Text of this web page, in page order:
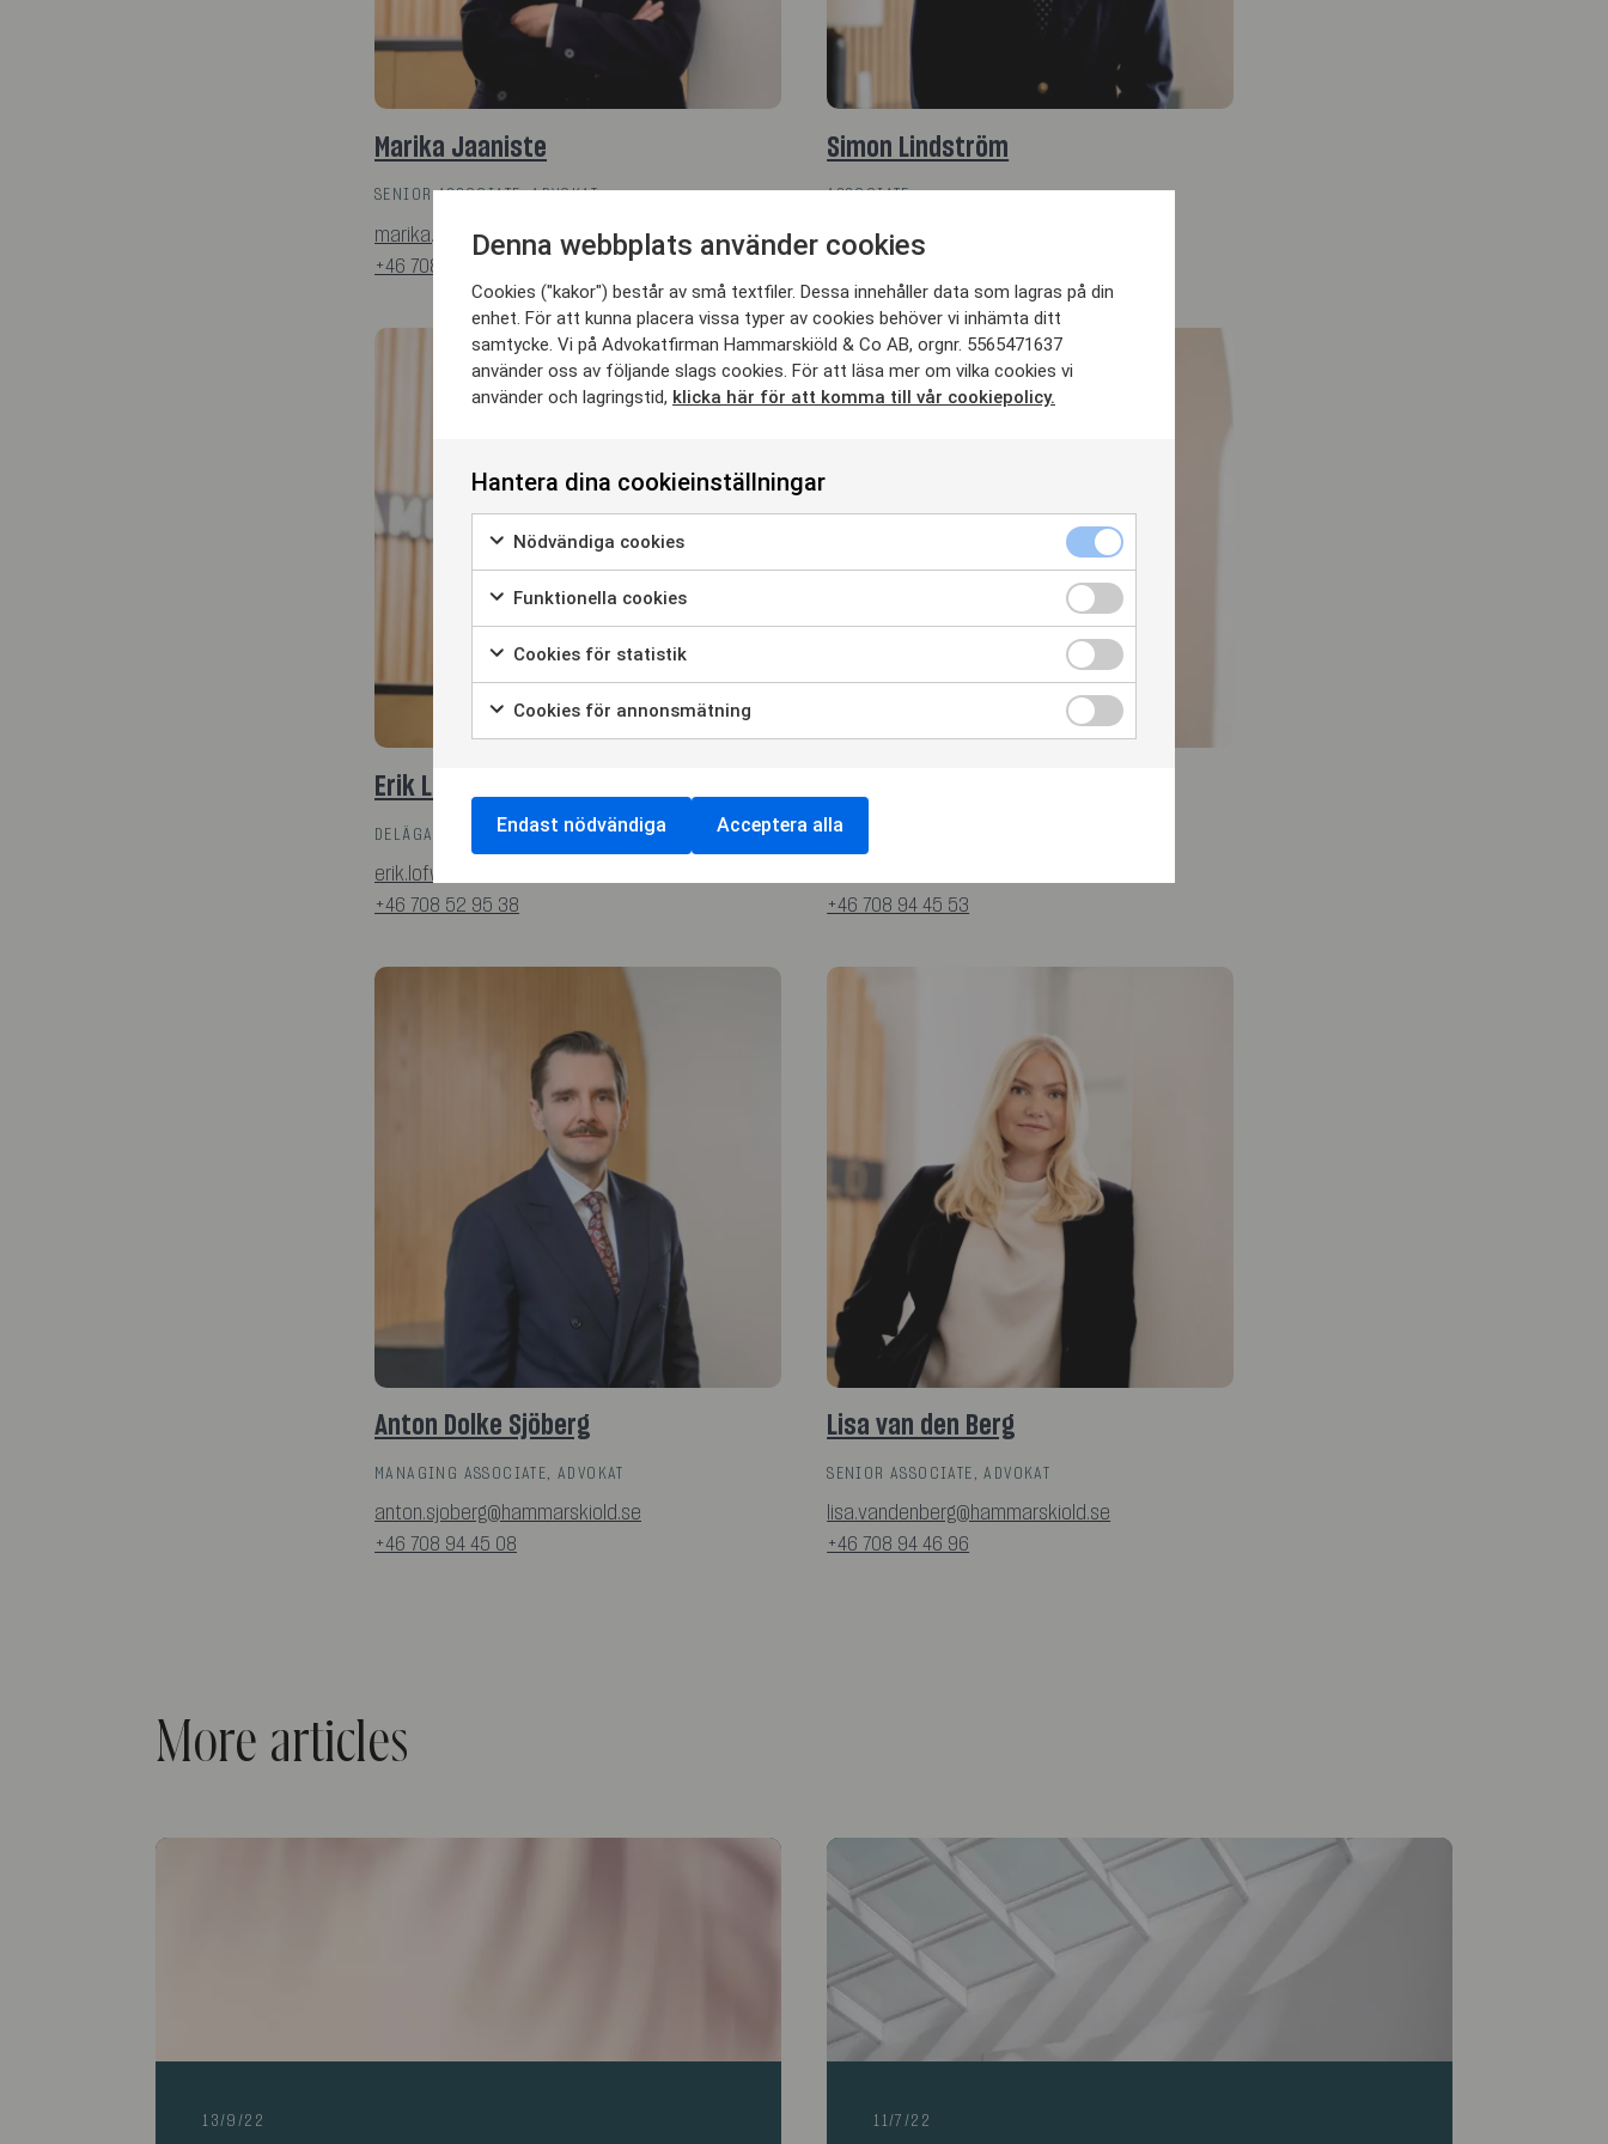
Marika Jaaniste
SENIOR ASSOCIATE, ADVOKAT
marika.jaaniste@hammarskiold.se
+46 708 94 40 50
Simon Lindström
ASSOCIATE
simon.lindstrom@hammarskiold.se
Erik Löfwall
DELÄGARE, ADVOKAT
erik.lofwall@hammarskiold.se
+46 708 52 95 38
MANAGING ASSOCIATE, ADVOKAT
+46 708 94 45 53
Anton Dolke Sjöberg
MANAGING ASSOCIATE, ADVOKAT
anton.sjoberg@hammarskiold.se
+46 708 94 45 08
Lisa van den Berg
SENIOR ASSOCIATE, ADVOKAT
lisa.vandenberg@hammarskiold.se
+46 708 94 46 96
More articles
13/9/22 11/7/22
Denna webbplats använder cookies
Cookies ("kakor") består av små textfiler. Dessa innehåller data som lagras på din
enhet. För att kunna placera vissa typer av cookies behöver vi inhämta ditt
samtycke. Vi på Advokatfirman Hammarskiöld & Co AB, orgnr. 5565471637
använder oss av följande slags cookies. För att läsa mer om vilka cookies vi
använder och lagringstid, klicka här för att komma till vår cookiepolicy.
Hantera dina cookieinställningar
Nödvändiga cookies
Funktionella cookies
Cookies för statistik
Cookies för annonsmätning
Endast nödvändiga Acceptera alla